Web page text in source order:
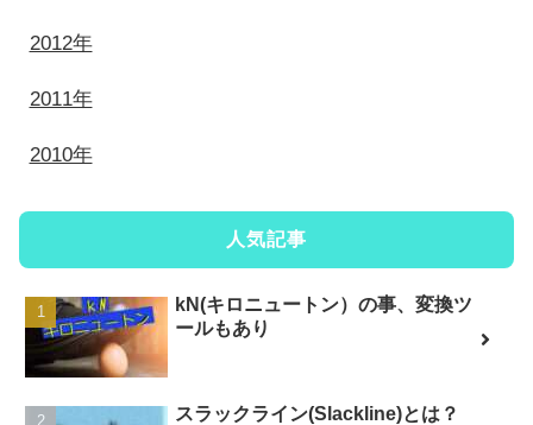
2012年
2011年
2010年
人気記事
kN(キロニュートン）の事、変換ツ
ールもあり
スラックライン(Slackline)とは？